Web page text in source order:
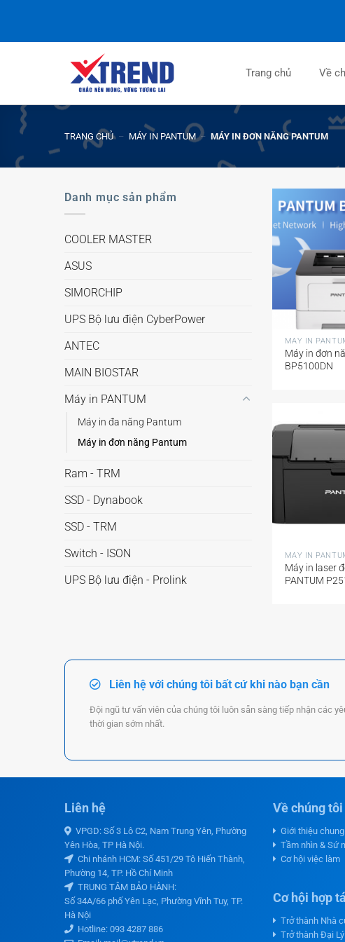
Trang chủ Về
TRANG CHỦ – MÁY IN PANTUM – MÁY IN ĐƠN NĂNG PANTUM
Danh mục sản phẩm
COOLER MASTER
ASUS
SIMORCHIP
UPS Bộ lưu điện CyberPower
ANTEC
MAIN BIOSTAR
Máy in PANTUM
Máy in đa năng Pantum
Máy in đơn năng Pantum
Ram - TRM
SSD - Dynabook
SSD - TRM
Switch - ISON
UPS Bộ lưu điện - Prolink
MÁY IN
Máy in đơn
BP5100DN
MÁY IN
Máy in laser
PANTUM
Liên hệ với chúng tôi bất cứ khi nào bạn cần
Đội ngũ tư vấn viên của chúng tôi luôn sẵn sàng tiếp nhận các
thời gian sớm nhất.
Liên hệ
VPGD: Số 3 Lô C2, Nam Trung Yên, Phường
Yên Hòa, TP Hà Nội.
Chi nhánh HCM: Số 451/29 Tô Hiến Thành,
Phường 14, TP. Hồ Chí Minh
TRUNG TÂM BẢO HÀNH:
Số 34A/66 phố Yên Lạc, Phường Vĩnh Tuy, TP.
Hà Nội
Hotline: 093 4287 886
Về chúng tôi
Giới thiệu chung
Tầm nhìn & Sứ
Cơ hội việc làm
Cơ hội hợp
Trở thành Nhà
Trở thành Đại Lý